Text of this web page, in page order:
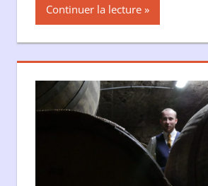
Continuer la lecture